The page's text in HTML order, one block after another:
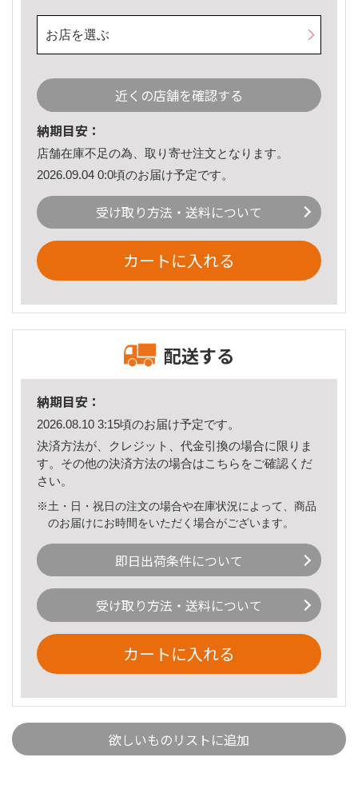
お店を選ぶ
近くの店舗を確認する
納期目安：
店舗在庫不足の為、取り寄せ注文となります。
2026.09.04 0:0頃のお届け予定です。
受け取り方法・送料について
カートに入れる
配送する
納期目安：
2026.08.10 3:15頃のお届け予定です。
決済方法が、クレジット、代金引換の場合に限りま
す。その他の決済方法の場合はこちら をご確認くだ
さい。
※土・日・祝日の注文の場合や在庫状況によって、商品
のお届けにお時間をいただく場合がございます。
即日出荷条件について
受け取り方法・送料について
カートに入れる
欲しいものリストに追加